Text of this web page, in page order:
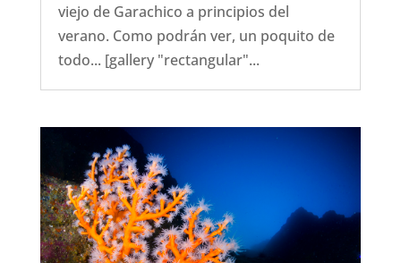
viejo de Garachico a principios del
verano. Como podrán ver, un poquito de
todo... [gallery "rectangular"...